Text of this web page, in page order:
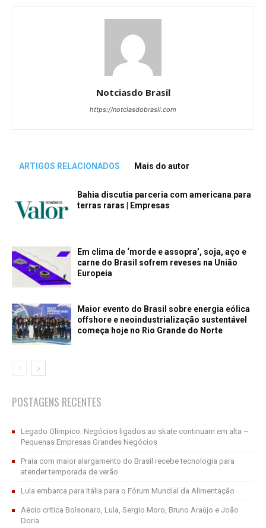
Notciasdo Brasil
https://notciasdobrasil.com
ARTIGOS RELACIONADOS Mais do autor
Bahia discutia parceria com americana para
terras raras | Empresas
Em clima de ‘morde e assopra’, soja, aço e
carne do Brasil sofrem reveses na União
Europeia
Maior evento do Brasil sobre energia eólica
offshore e neoindustrialização sustentável
começa hoje no Rio Grande do Norte
POSTAGENS RECENTES
Legado Olímpico: Negócios ligados ao skate continuam em alta –
Pequenas Empresas Grandes Negócios
Praia com maior alargamento do Brasil recebe tecnologia para
atender temporada de verão
Lula embarca para Itália para o Fórum Mundial da Alimentação
Aécio critica Bolsonaro, Lula, Sergio Moro, Bruno Araújo e João
Doria